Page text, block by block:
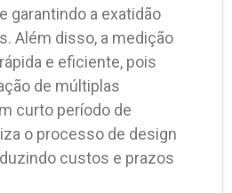
garantindo a exatidão
Além disso, a medição
e eficiente, pois
de múltiplas
curto período de
o processo de design
custos e prazos